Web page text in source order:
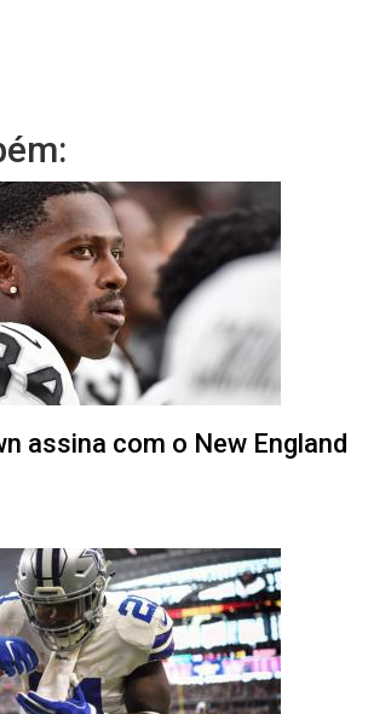
assina com o New England